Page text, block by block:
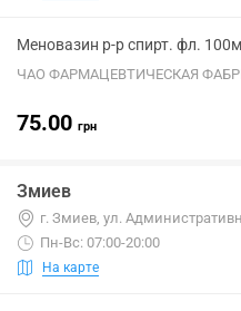
Меновазин р-р спирт. фл.
ЧАО ФАРМАЦЕВТИЧЕСКАЯ
75.00 грн
Змиев
г. Змиев, ул.
Пн-Вс: 07:00-20:00
На карте